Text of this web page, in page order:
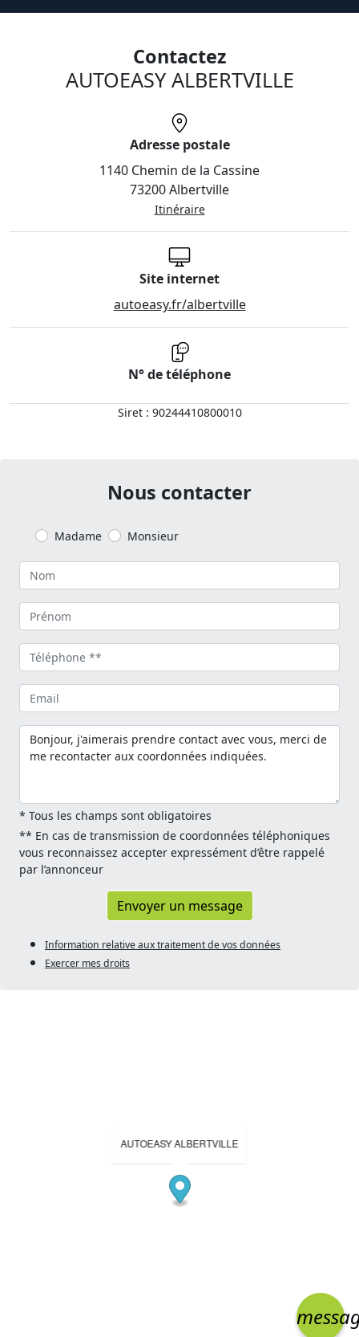
Contactez
AUTOEASY ALBERTVILLE
Adresse postale
1140 Chemin de la Cassine
73200 Albertville
Itinéraire
Site internet
autoeasy.fr/albertville
N° de téléphone
Siret : 90244410800010
Nous contacter
Madame Monsieur
* Tous les champs sont obligatoires
** En cas de transmission de coordonnées téléphoniques
vous reconnaissez accepter expressément d’être rappelé
par l’annonceur
Envoyer un message
Information relative aux traitement de vos données
Exercer mes droits
AUTOEASY ALBERTVILLE